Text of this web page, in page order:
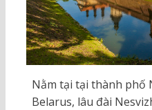
Nằm tại tại thành phố
Belarus, lâu đài